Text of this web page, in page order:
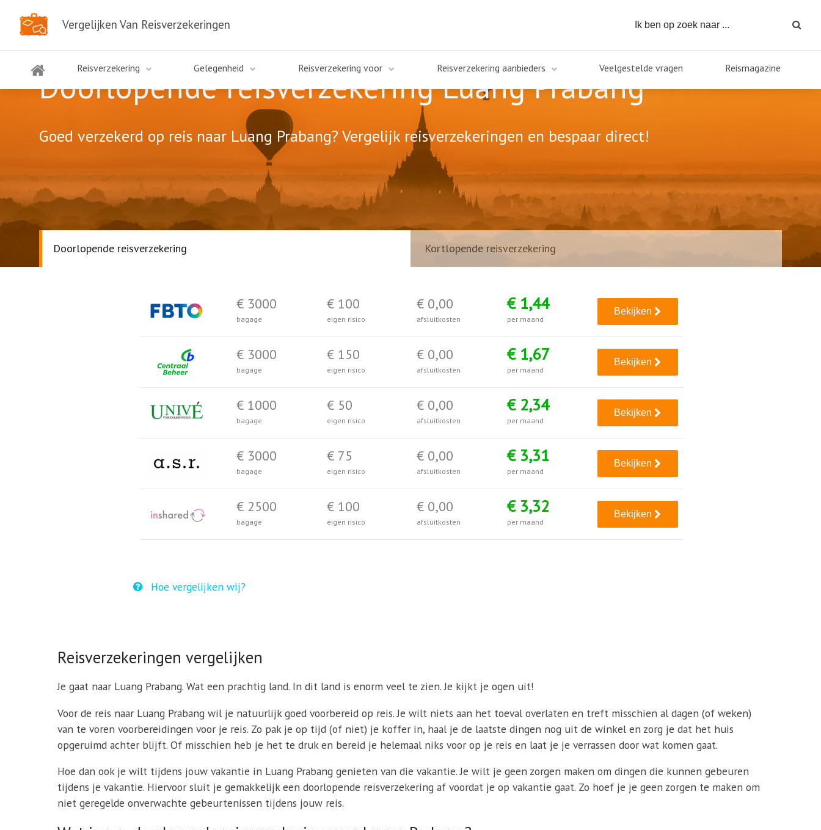
Vergelijken Van Reisverzekeringen
Reisverzekering Gelegenheid Reisverzekering voor Reisverzekering aanbieders Veelgestelde vragen Reismagazine
Doorlopende reisverzekering Luang Prabang
Goed verzekerd op reis naar Luang Prabang? Vergelijk reisverzekeringen en bespaar direct!
Doorlopende reisverzekering Kortlopende reisverzekering
€ 3000
bagage
€ 100
eigen risico
€ 0,00
afsluitkosten
€ 1,44
per maand
Bekijken
€ 3000
bagage
€ 150
eigen risico
€ 0,00
afsluitkosten
€ 1,67
per maand
Bekijken
€ 1000
bagage
€ 50
eigen risico
€ 0,00
afsluitkosten
€ 2,34
per maand
Bekijken
€ 3000
bagage
€ 75
eigen risico
€ 0,00
afsluitkosten
€ 3,31
per maand
Bekijken
€ 2500
bagage
€ 100
eigen risico
€ 0,00
afsluitkosten
€ 3,32
per maand
Bekijken
Hoe vergelijken wij?
Reisverzekeringen vergelijken
Je gaat naar Luang Prabang. Wat een prachtig land. In dit land is enorm veel te zien. Je kijkt je ogen uit!
Voor de reis naar Luang Prabang wil je natuurlijk goed voorbereid op reis. Je wilt niets aan het toeval overlaten en treft misschien al dagen (of weken)
van te voren voorbereidingen voor je reis. Zo pak je op tijd (of niet) je koffer in, haal je de laatste dingen nog uit de winkel en zorg je dat het huis
opgeruimd achter blijft. Of misschien heb je het te druk en bereid je helemaal niks voor op je reis en laat je je verrassen door wat komen gaat.
Hoe dan ook je wilt tijdens jouw vakantie in Luang Prabang genieten van die vakantie. Je wilt je geen zorgen maken om dingen die kunnen gebeuren
tijdens je vakantie. Hiervoor sluit je gemakkelijk een doorlopende reisverzekering af voordat je op vakantie gaat. Zo hoef je je geen zorgen te maken om
niet geregelde onverwachte gebeurtenissen tijdens jouw reis.